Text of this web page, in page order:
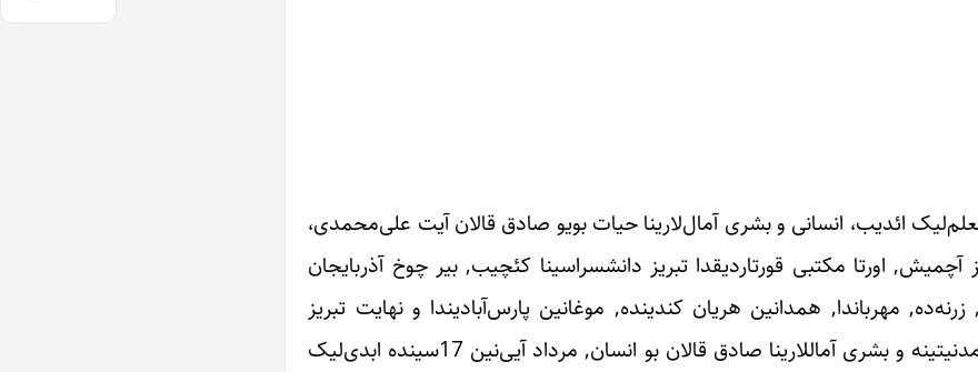
ائدیب، انسانی و بشری آمال‌لارینا حیات بویو صادق قالان آیت علی‌محمدی،
آچمیش, اورتا مکتبی قورتاردیقدا تبریز دانشسراسینا کئچیب, بیر چوخ آذربایجان
مهرباندا, همدانین هریان کندینده, موغانین پارس‌آبادیندا و نهایت تبریز
شهرینده یوزلرله شاگردی اولموشدور. عؤمور بویو اؤز خالقینا, مدنیتینه و بشری آماللارینا صادق قالان بو انسان, مرداد آیی‌نین 17سینده ابدی‌لیک